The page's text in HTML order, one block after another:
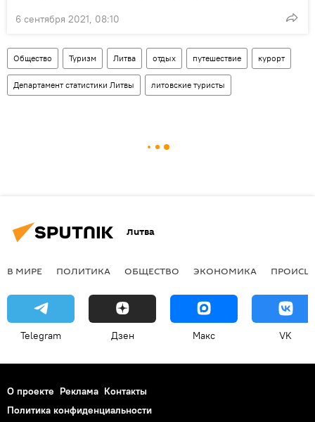
6 сентября 2021, 08:10
Общество Туризм Литва отдых путешествие курорт
Департамент статистики Литвы литовские туристы
Литва
В МИРЕ ПОЛИТИКА ОБЩЕСТВО ЭКОНОМИКА
Telegram Дзен Макс VK
О проекте Реклама Контакты
Политика конфиденциальности